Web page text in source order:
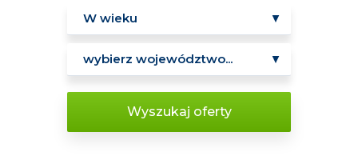
Wyszukaj oferty